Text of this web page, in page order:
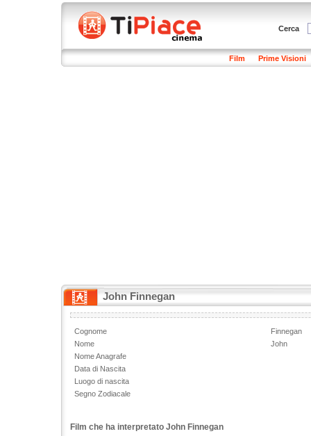
Cerca
Film Prime Visioni
John Finnegan
Cognome
Finnegan
Nome
John
Nome Anagrafe
Data di Nascita
Luogo di nascita
Segno Zodiacale
Film che ha interpretato John Finnegan